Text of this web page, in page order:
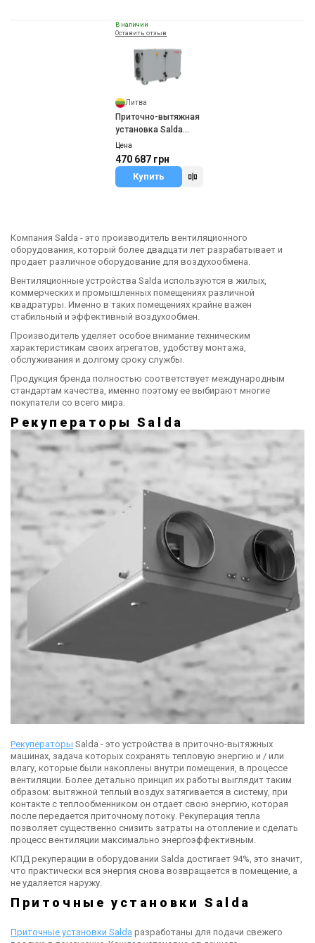
В наличии
Оставить отзыв
Литва
Приточно-вытяжная
установка Salda
AmberAir Compact
S-R-1000-V-E-R-C1
Цена
470 687 грн
Купить
Компания Salda - это производитель вентиляционного
оборудования, который более двадцати лет разрабатывает и
продает различное оборудование для воздухообмена.
Вентиляционные устройства Salda используются в жилых,
коммерческих и промышленных помещениях различной
квадратуры. Именно в таких помещениях крайне важен
стабильный и эффективный воздухообмен.
Производитель уделяет особое внимание техническим
характеристикам своих агрегатов, удобству монтажа,
обслуживания и долгому сроку службы.
Продукция бренда полностью соответствует международным
стандартам качества, именно поэтому ее выбирают многие
покупатели со всего мира.
Рекуператоры Salda
Рекуператоры Salda - это устройства в приточно-вытяжных
машинах, задача которых сохранять тепловую энергию и / или
влагу, которые были накоплены внутри помещения, в процессе
вентиляции. Более детально принцип их работы выглядит таким
образом: вытяжной теплый воздух затягивается в систему, при
контакте с теплообменником он отдает свою энергию, которая
после передается приточному потоку. Рекуперация тепла
позволяет существенно снизить затраты на отопление и сделать
процесс вентиляции максимально энергоэффективным.
КПД рекуперации в оборудовании Salda достигает 94%, это значит,
что практически вся энергия снова возвращается в помещение, а
не удаляется наружу.
Приточные установки Salda
Приточные установки Salda разработаны для подачи свежего